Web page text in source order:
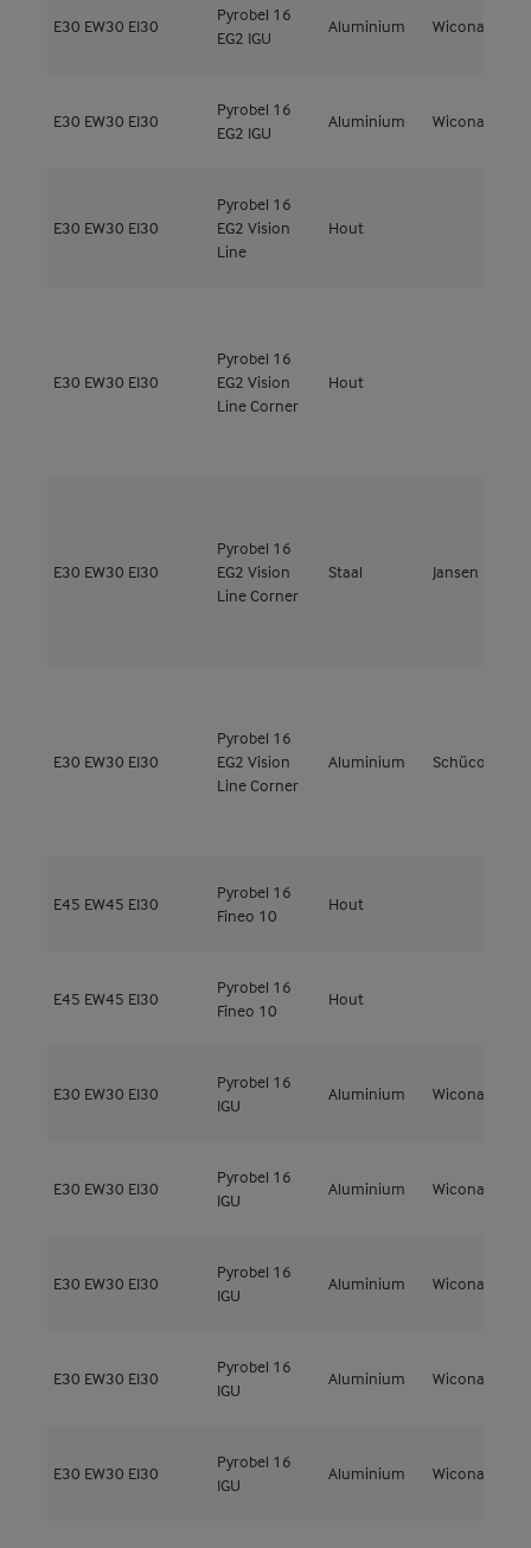
E30 EW30 EI30
Pyrobel 16
EG2 IGU
Aluminium Wicona
E30 EW30 EI30
Pyrobel 16
EG2 IGU
Aluminium Wicona
E30 EW30 EI30
Pyrobel 16
EG2 Vision
Line
Hout
E30 EW30 EI30
Pyrobel 16
EG2 Vision
Line Corner
Hout
E30 EW30 EI30
Pyrobel 16
EG2 Vision
Line Corner
Staal Jansen
E30 EW30 EI30
Pyrobel 16
EG2 Vision
Line Corner
Aluminium Schüco
E45 EW45 EI30
Pyrobel 16
Fineo 10
Hout
E45 EW45 EI30
Pyrobel 16
Fineo 10
Hout
E30 EW30 EI30
Pyrobel 16
IGU
Aluminium Wicona
E30 EW30 EI30
Pyrobel 16
IGU
Aluminium Wicona
E30 EW30 EI30
Pyrobel 16
IGU
Aluminium Wicona
E30 EW30 EI30
Pyrobel 16
IGU
Aluminium Wicona
E30 EW30 EI30
Pyrobel 16
IGU
Aluminium Wicona